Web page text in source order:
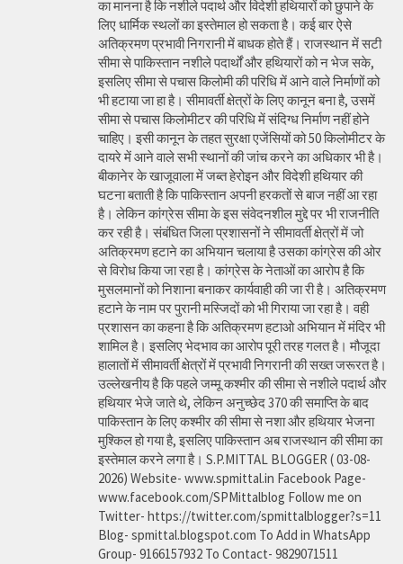
का मानना है कि नशीले पदार्थ और विदेशी हथियारों को छुपाने के
लिए धार्मिक स्थलों का इस्तेमाल हो सकता है। कई बार ऐसे
अतिक्रमण प्रभावी निगरानी में बाधक होते हैं। राजस्थान में सटी
सीमा से पाकिस्तान नशीले पदार्थों और हथियारों को न भेज सके,
इसलिए सीमा से पचास किलोमी की परिधि में आने वाले निर्माणों को
भी हटाया जा हा है। सीमावर्ती क्षेत्रों के लिए कानून बना है, उसमें
सीमा से पचास किलोमीटर की परिधि में संदिग्ध निर्माण नहीं होने
चाहिए। इसी कानून के तहत सुरक्षा एजेंसियों को 50 किलोमीटर के
दायरे में आने वाले सभी स्थानों की जांच करने का अधिकार भी है।
बीकानेर के खाजूवाला में जब्त हेरोइन और विदेशी हथियार की
घटना बताती है कि पाकिस्तान अपनी हरकतों से बाज नहीं आ रहा
है। लेकिन कांग्रेस सीमा के इस संवेदनशील मुद्दे पर भी राजनीति
कर रही है। संबंधित जिला प्रशासनों ने सीमावर्ती क्षेत्रों में जो
अतिक्रमण हटाने का अभियान चलाया है उसका कांग्रेस की ओर
से विरोध किया जा रहा है। कांग्रेस के नेताओं का आरोप है कि
मुसलमानों को निशाना बनाकर कार्यवाही की जा री है। अतिक्रमण
हटाने के नाम पर पुरानी मस्जिदों को भी गिराया जा रहा है। वही
प्रशासन का कहना है कि अतिक्रमण हटाओ अभियान में मंदिर भी
शामिल है। इसलिए भेदभाव का आरोप पूरी तरह गलत है। मौजूदा
हालातों में सीमावर्ती क्षेत्रों में प्रभावी निगरानी की सख्त जरूरत है।
उल्लेखनीय है कि पहले जम्मू कश्मीर की सीमा से नशीले पदार्थ और
हथियार भेजे जाते थे, लेकिन अनुच्छेद 370 की समाप्ति के बाद
पाकिस्तान के लिए कश्मीर की सीमा से नशा और हथियार भेजना
मुश्किल हो गया है, इसलिए पाकिस्तान अब राजस्थान की सीमा का
इस्तेमाल करने लगा है। S.P.MITTAL BLOGGER ( 03-08-
2026) Website- www.spmittal.in Facebook Page-
www.facebook.com/SPMittalblog Follow me on
Twitter- https://twitter.com/spmittalblogger?s=11
Blog- spmittal.blogspot.com To Add in WhatsApp
Group- 9166157932 To Contact- 9829071511